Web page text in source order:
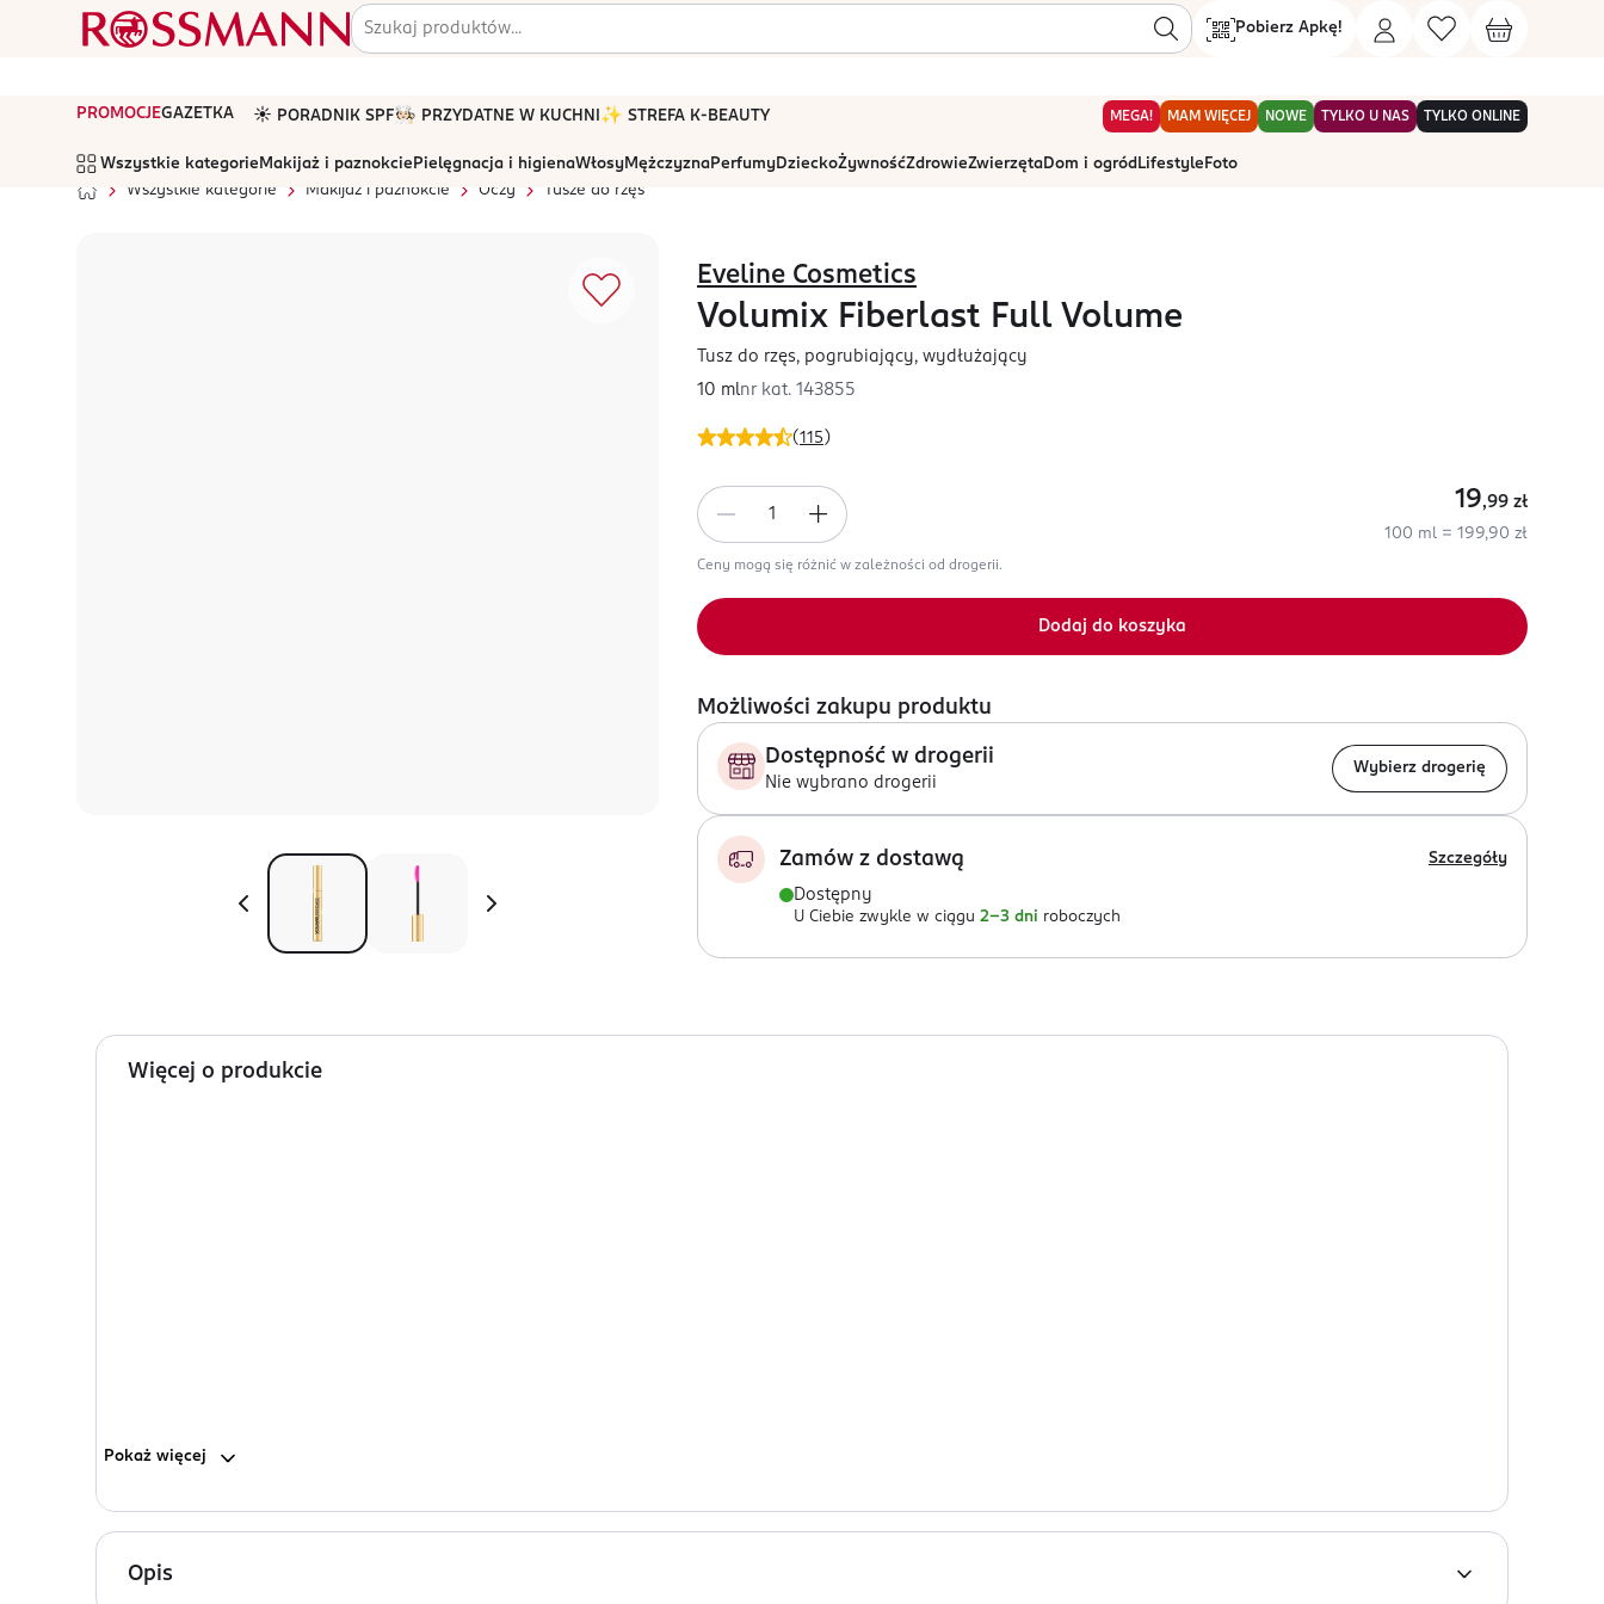
Pobierz Apkę!
PROMOCJEGAZETKA ☀️ PORADNIK SPF🧑🏻‍🍳 PRZYDATNE W KUCHNI ✨ STREFA K-BEAUTY MEGA! MAM WIĘCEJ NOWE TYLKO U NAS TYLKO ONLINE
Wszystkie kategorie Makijaż i paznokcie Pielęgnacja i higienaWłosyMężczyznaPerfumyDzieckoŻywnośćZdrowieZwierzętaDom i ogród Lifestyle Foto
Wszystkie kategorie
Makijaż i paznokcie Oczy Tusze do rzęs
(115 )
Eveline Cosmetics
Volumix Fiberlast Full Volume
Tusz do rzęs, pogrubiający, wydłużający
10 mlnr kat. 143855
19,99 zł
100 ml = 199,90 zł
Ceny mogą się różnić w zależności od drogerii.
Dodaj do koszyka
Możliwości zakupu produktu
Dostępność w drogerii
Nie wybrano drogerii
Wybierz drogerię
Zamów z dostawą Szczegóły
Dostępny
U Ciebie zwykle w ciągu 2-3 dni roboczych
Więcej o produkcie
Pokaż więcej
Opis